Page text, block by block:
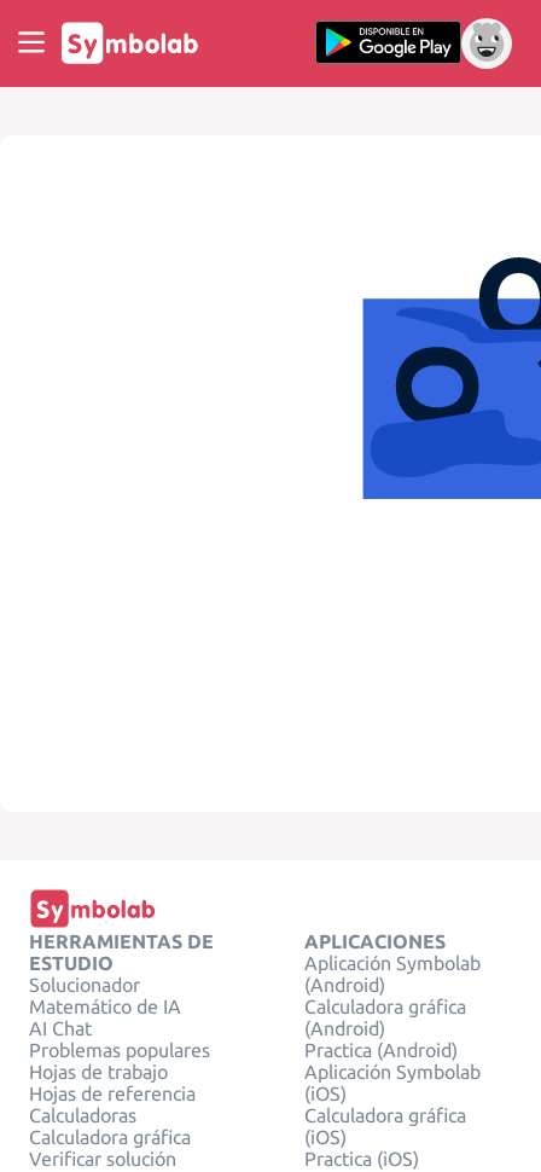
HERRAMIENTAS DE
ESTUDIO
Solucionador
Matemático de IA
AI Chat
Problemas populares
Hojas de trabajo
Hojas de referencia
Calculadoras
Calculadora gráfica
Verificar solución
APLICACIONES
Aplicación Symbolab
(Android)
Calculadora gráfica
(Android)
Practica (Android)
Aplicación Symbolab
(iOS)
Calculadora gráfica
(iOS)
Practica (iOS)